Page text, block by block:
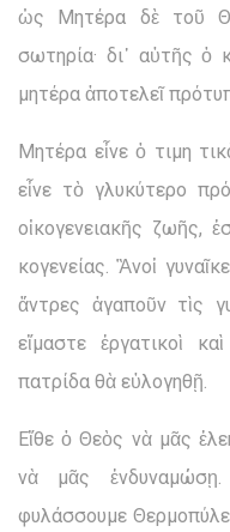
ὡς Μητέρα δὲ τοῦ
σωτηρία· δι᾽ αὐτῆς ὁ
μητέρα ἀποτελεῖ
Μητέρα εἶνε ὁ τιμη
εἶνε τὸ γλυκύτερο
οἰκογενειακῆς ζωῆς,
κογενείας. Ἂνοἱ
ἄντρες ἀγαποῦν τὶς
εἴμαστε ἐργατικοὶ
πατρίδα θὰ εὐλογηθῇ.
Εἴθε ὁ Θεὸς νὰ μᾶς
νὰ μᾶς
φυλάσσουμε